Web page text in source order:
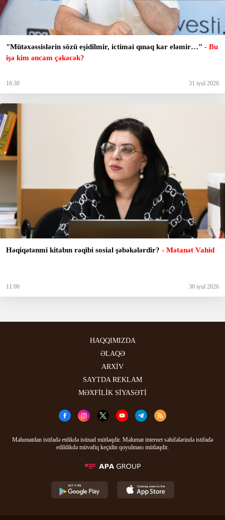
"Mütəxəssislərin sözü eşidilmir, ictimai qınaq kar eləmir…" - Bu
işə kim əncam çəkəcək?
16:30 31 iyul 2026
Həqiqətənmi kitabın rəqibi sosial şəbəkələrdir? - Mətanət Vahid
11:00 30 iyul 2026
HAQQIMIZDA
ƏLAQƏ
ARXİV
SAYTDA REKLAM
MƏXFİLİK SİYASƏTİ
Məlumatdan istifadə etdikdə istinad mütləqdir. Məlumat internet səhifələrində istifadə
edildikdə müvafiq keçidin qoyulması mütləqdir.